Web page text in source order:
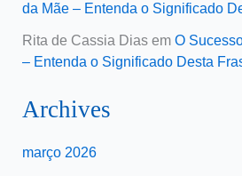
da Mãe – Entenda o Significado
Rita de Cassia Diasem O
– Entenda o Significado Desta
Archives
março 2026